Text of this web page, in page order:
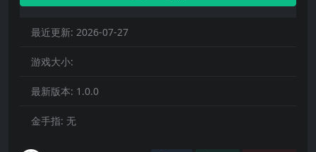
最近更新: 2026-07-27
游戏大小:
最新版本: 1.0.0
金手指: 无